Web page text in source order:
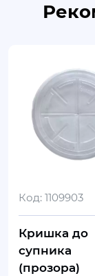
Код: 1109903
Кришка до
супника
(прозора)